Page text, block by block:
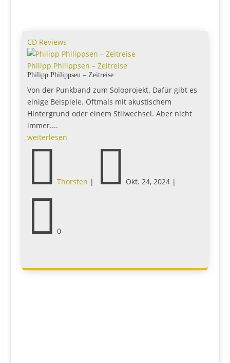
CD Reviews
Philipp Philippsen – Zeitreise
Philipp Philippsen – Zeitreise
Von der Punkband zum Soloprojekt. Dafür gibt es
einige Beispiele. Oftmals mit akustischem
Hintergrund oder einem Stilwechsel. Aber nicht
immer....
weiterlesen
 Thorsten |  Okt. 24, 2024|
 0